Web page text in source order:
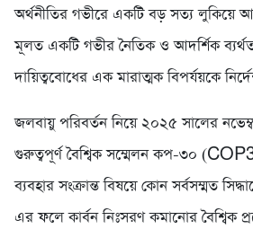
অর্থনীতির গভীরে একটি বড় সত্য লুকিয়ে
মূলত একটি গভীর নৈতিক ও আদর্শিক
দায়িত্ববোধের এক মারাত্মক বিপর্যয়কে
জলবায়ু পরিবর্তন নিয়ে ২০২৫ সালের
গুরুত্বপূর্ণ বৈশ্বিক সম্মেলন কপ-৩০
ব্যবহার সংক্রান্ত বিষয়ে কোন সর্বসম্মত
এর ফলে কার্বন নিঃসরণ কমানোর বৈশ্বিক